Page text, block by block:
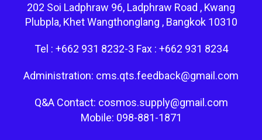
202 Soi Ladphraw 96, Ladphraw Road , Kwang
Plubpla, Khet Wangthonglang , Bangkok 10310
Tel : +662 931 8232-3 Fax : +662 931 8234
Administration: cms.qts.feedback@gmail.com
Q&A Contact: cosmos.supply@gmail.com
Mobile: 098-881-1871